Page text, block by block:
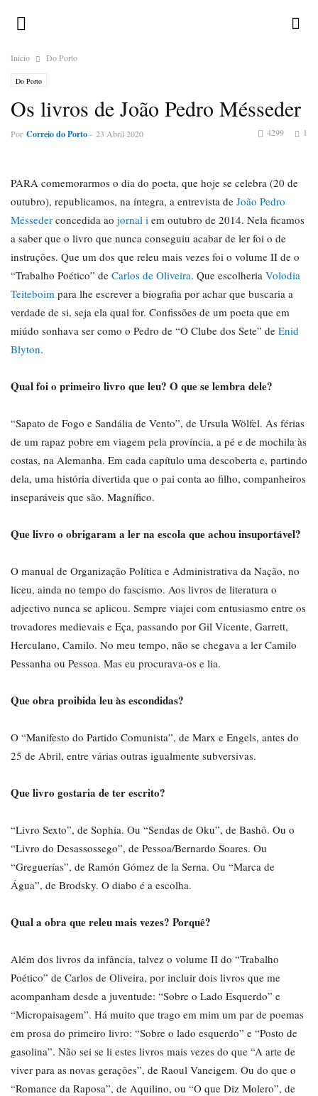
Inicio Do Porto
Do Porto
Os livros de João Pedro Mésseder
Por Correio do Porto- 23 Abril 2020 1
4299
PARA comemorarmos o dia do poeta, que hoje se celebra (20 de
outubro), republicamos, na íntegra, a entrevista de João Pedro
Mésseder concedida ao jornal i em outubro de 2014. Nela ficamos
a saber que o livro que nunca conseguiu acabar de ler foi o de
instruções. Que um dos que releu mais vezes foi o volume II de o
“Trabalho Poético” de Carlos de Oliveira. Que escolheria Volodia
Teiteboim para lhe escrever a biografia por achar que buscaria a
verdade de si, seja ela qual for. Confissões de um poeta que em
miúdo sonhava ser como o Pedro de “O Clube dos Sete” de Enid
Blyton.
Qual foi o primeiro livro que leu? O que se lembra dele?
“Sapato de Fogo e Sandália de Vento”, de Ursula Wölfel. As férias
de um rapaz pobre em viagem pela província, a pé e de mochila às
costas, na Alemanha. Em cada capítulo uma descoberta e, partindo
dela, uma história divertida que o pai conta ao filho, companheiros
inseparáveis que são. Magnífico.
Que livro o obrigaram a ler na escola que achou insuportável?
O manual de Organização Política e Administrativa da Nação, no
liceu, ainda no tempo do fascismo. Aos livros de literatura o
adjectivo nunca se aplicou. Sempre viajei com entusiasmo entre os
trovadores medievais e Eça, passando por Gil Vicente, Garrett,
Herculano, Camilo. No meu tempo, não se chegava a ler Camilo
Pessanha ou Pessoa. Mas eu procurava-os e lia.
Que obra proibida leu às escondidas?
O “Manifesto do Partido Comunista”, de Marx e Engels, antes do
25 de Abril, entre várias outras igualmente subversivas.
Que livro gostaria de ter escrito?
“Livro Sexto”, de Sophia. Ou “Sendas de Oku”, de Bashô. Ou o
“Livro do Desassossego”, de Pessoa/Bernardo Soares. Ou
“Greguerías”, de Ramón Gómez de la Serna. Ou “Marca de
Água”, de Brodsky. O diabo é a escolha.
Qual a obra que releu mais vezes? Porquê?
Além dos livros da infância, talvez o volume II do “Trabalho
Poético” de Carlos de Oliveira, por incluir dois livros que me
acompanham desde a juventude: “Sobre o Lado Esquerdo” e
“Micropaisagem”. Há muito que trago em mim um par de poemas
em prosa do primeiro livro: “Sobre o lado esquerdo” e “Posto de
gasolina”. Não sei se li estes livros mais vezes do que “A arte de
viver para as novas gerações”, de Raoul Vaneigem. Ou do que o
“Romance da Raposa”, de Aquilino, ou “O que Diz Molero”, de